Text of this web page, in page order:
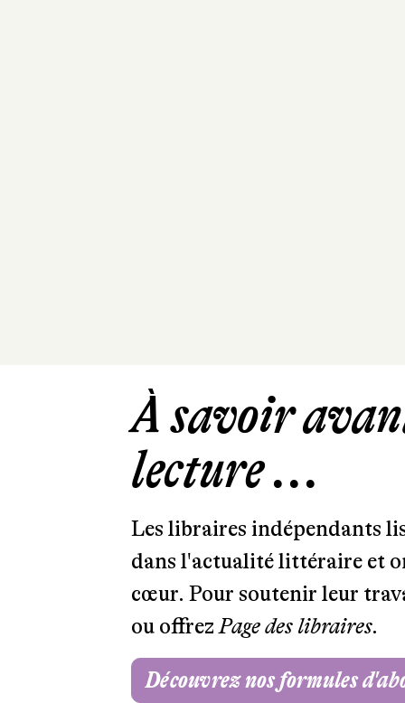
À savoir
lecture ...
Les libraires indépendants
dans l'actualité littéraire et
cœur. Pour soutenir leur
ou offrezPage des libraires.
Découvrez nos formules